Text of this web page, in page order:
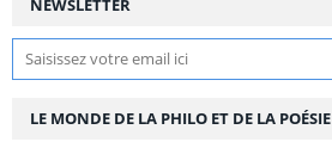
LE MONDE DE LA PHILO ET DE LA POÉSIE